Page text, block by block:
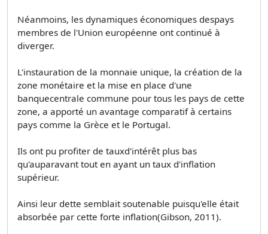
Néanmoins, les dynamiques économiques despays
membres de l'Union européenne ont continué à
diverger.
L'instauration de la monnaie unique, la création de la
zone monétaire et la mise en place d'une
banquecentrale commune pour tous les pays de cette
zone, a apporté un avantage comparatif à certains
pays comme la Grèce et le Portugal.
Ils ont pu profiter de tauxd'intérêt plus bas
qu'auparavant tout en ayant un taux d'inflation
supérieur.
Ainsi leur dette semblait soutenable puisqu'elle était
absorbée par cette forte inflation(Gibson, 2011).